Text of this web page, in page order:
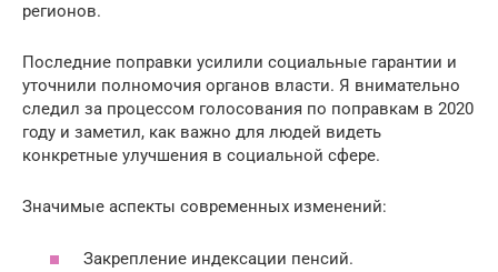
регионов.
Последние поправки усилили социальные гарантии и
уточнили полномочия органов власти. Я внимательно
следил за процессом голосования по поправкам в 2020
году и заметил, как важно для людей видеть
конкретные улучшения в социальной сфере.
Значимые аспекты современных изменений:
Закрепление индексации пенсий.